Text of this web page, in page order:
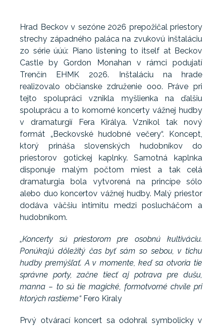
Hrad Beckov v sezóne 2026 prepožičal priestory
strechy západného paláca na zvukovú inštaláciu
zo série úúú: Piano listening to itself at Beckov
Castle by Gordon Monahan v rámci podujatí
Trenčín EHMK 2026. Inštaláciu na hrade
realizovalo občianske združenie ooo. Práve pri
tejto spolupráci vznikla myšlienka na ďalšiu
spoluprácu a to komorné koncerty vážnej hudby
v dramaturgií Fera Királya. Vznikol tak nový
formát „Beckovské hudobné večery“. Koncept,
ktorý prináša slovenských hudobníkov do
priestorov gotickej kaplnky. Samotná kaplnka
disponuje malým počtom miest a tak celá
dramaturgia bola vytvorená na princípe sólo
alebo duo koncertov vážnej hudby. Malý priestor
dodáva väčšiu intimitu medzi poslucháčom a
hudobníkom.
„Koncerty sú priestorom pre osobnú kultiváciu.
Ponúkajú dôležitý čas byť sám so sebou, v tichu
hudby premýšľať. A v momente, keď sa otvoria tie
správne porty, začne tiecť aj potrava pre dušu,
manna – to sú tie magické, formotvorné chvíle pri
ktorých rastieme“ Fero Kiraly
Prvý otvárací koncert sa odohral symbolicky v